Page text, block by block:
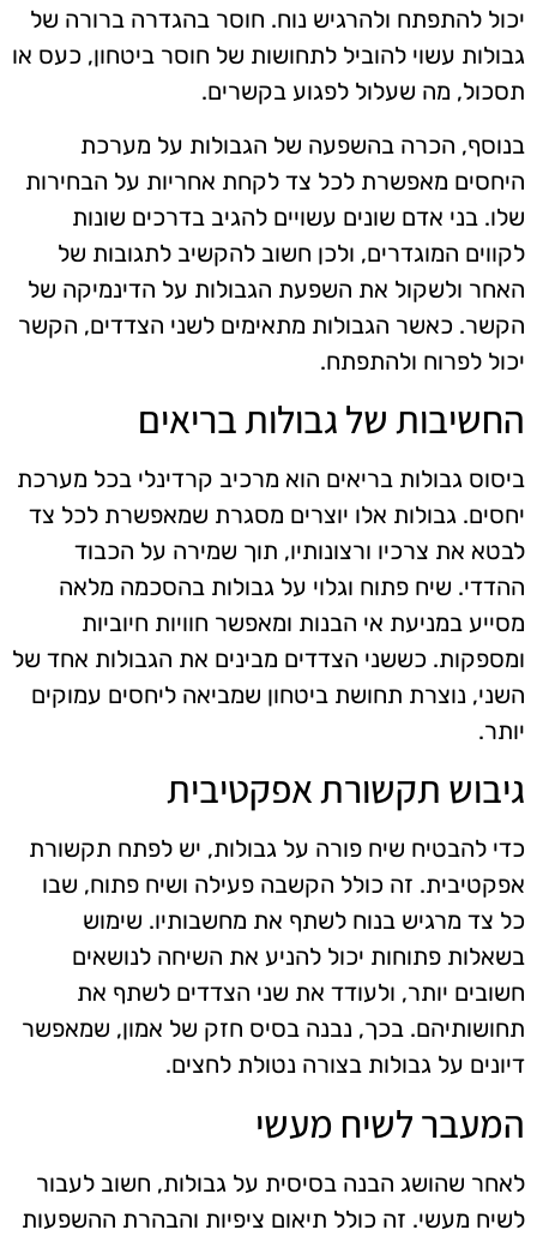
יכול להתפתח ולהרגיש נוח. חוסר בהגדרה ברורה של
גבולות עשוי להוביל לתחושות של חוסר ביטחון, כעס או
תסכול, מה שעלול לפגוע בקשרים.
בנוסף, הכרה בהשפעה של הגבולות על מערכת
היחסים מאפשרת לכל צד לקחת אחריות על הבחירות
שלו. בני אדם שונים עשויים להגיב בדרכים שונות
לקווים המוגדרים, ולכן חשוב להקשיב לתגובות של
האחר ולשקול את השפעת הגבולות על הדינמיקה של
הקשר. כאשר הגבולות מתאימים לשני הצדדים, הקשר
יכול לפרוח ולהתפתח.
החשיבות של גבולות בריאים
ביסוס גבולות בריאים הוא מרכיב קרדינלי בכל מערכת
יחסים. גבולות אלו יוצרים מסגרת שמאפשרת לכל צד
לבטא את צרכיו ורצונותיו, תוך שמירה על הכבוד
ההדדי. שיח פתוח וגלוי על גבולות בהסכמה מלאה
מסייע במניעת אי הבנות ומאפשר חוויות חיוביות
ומספקות. כששני הצדדים מבינים את הגבולות אחד של
השני, נוצרת תחושת ביטחון שמביאה ליחסים עמוקים
יותר.
גיבוש תקשורת אפקטיבית
כדי להבטיח שיח פורה על גבולות, יש לפתח תקשורת
אפקטיבית. זה כולל הקשבה פעילה ושיח פתוח, שבו
כל צד מרגיש בנוח לשתף את מחשבותיו. שימוש
בשאלות פתוחות יכול להניע את השיחה לנושאים
חשובים יותר, ולעודד את שני הצדדים לשתף את
תחושותיהם. בכך, נבנה בסיס חזק של אמון, שמאפשר
דיונים על גבולות בצורה נטולת לחצים.
המעבר לשיח מעשי
לאחר שהושג הבנה בסיסית על גבולות, חשוב לעבור
לשיח מעשי. זה כולל תיאום ציפיות והבהרת ההשפעות